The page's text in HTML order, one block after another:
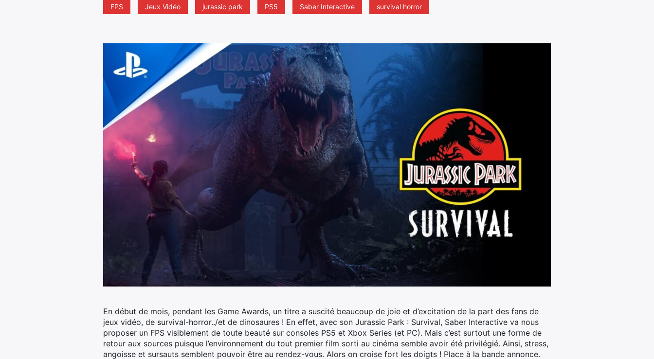
FPS Jeux Vidéo jurassic park PS5 Saber Interactive survival horror
En début de mois, pendant les Game Awards, un titre a suscité beaucoup de joie et d’excitation de la part des fans de
jeux vidéo, de survival-horror../et de dinosaures ! En effet, avec son Jurassic Park : Survival, Saber Interactive va nous
proposer un FPS visiblement de toute beauté sur consoles PS5 et Xbox Series (et PC). Mais c’est surtout une forme de
retour aux sources puisque l’environnement du tout premier film sorti au cinéma semble avoir été privilégié. Ainsi, stress,
angoisse et sursauts semblent pouvoir être au rendez-vous. Alors on croise fort les doigts ! Place à la bande annonce.